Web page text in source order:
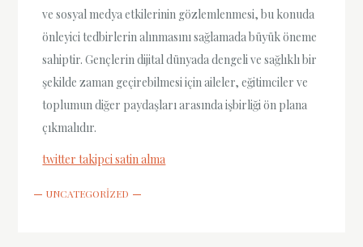
ve sosyal medya etkilerinin gözlemlenmesi, bu konuda
önleyici tedbirlerin alınmasını sağlamada büyük öneme
sahiptir. Gençlerin dijital dünyada dengeli ve sağlıklı bir
şekilde zaman geçirebilmesi için aileler, eğitimciler ve
toplumun diğer paydaşları arasında işbirliği ön plana
çıkmalıdır.
twitter takipci satin alma
UNCATEGORIZED